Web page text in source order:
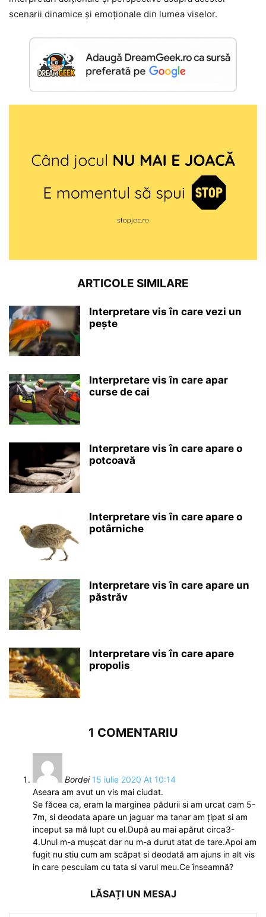
scenarii dinamice și emoționale din lumea viselor.
ARTICOLE SIMILARE
Interpretare vis în care vezi un
pește
Interpretare vis în care apar
curse de cai
Interpretare vis în care apare o
potcoavă
Interpretare vis în care apare o
potârniche
Interpretare vis în care apare un
păstrăv
Interpretare vis în care apare
propolis
1 COMENTARIU
Bordei 15 iulie 2020 At 10:14
Aseara am avut un vis mai ciudat.
Se făcea ca, eram la marginea pădurii si am urcat cam 5-
7m, si deodata apare un jaguar ma tanar am țipat si am
inceput sa mă lupt cu el.După au mai apărut circa3-
4.Unul m-a mușcat dar nu m-a durut atat de tare.Apoi am
fugit nu stiu cum am scăpat si deodată am ajuns in alt vis
in care pescuiam cu tata si varul meu.Ce înseamnă?
LĂSAȚI UN MESAJ